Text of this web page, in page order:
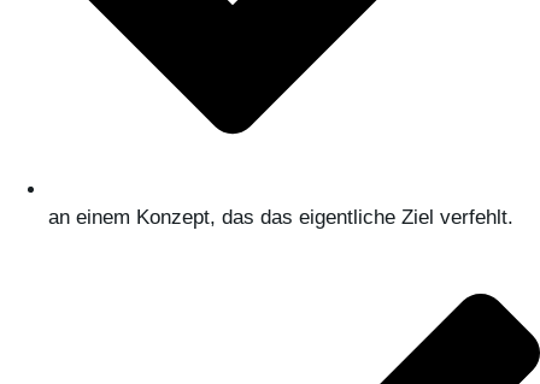
an einem Konzept, das das eigentliche Ziel verfehlt.